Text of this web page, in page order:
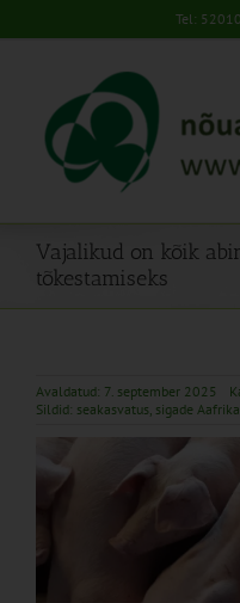
to
Tel:
Vajalikud on kõik
tõkestamiseks
Avaldatud: 7. september 2025
Sildid: seakasvatus, sigade